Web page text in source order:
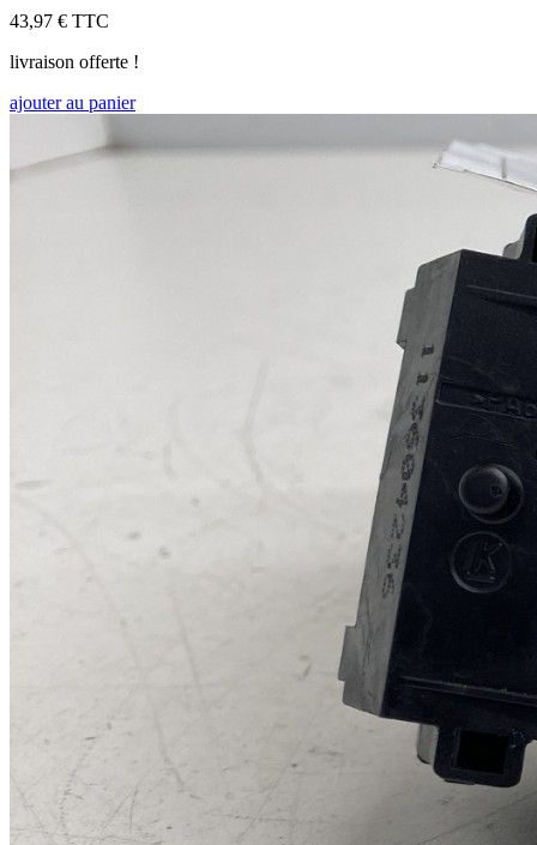
43,97 € TTC
livraison offerte !
ajouter au panier